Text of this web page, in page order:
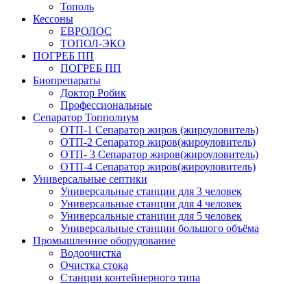
Тополь
Кессоны
ЕВРОЛОС
ТОПОЛ-ЭКО
ПОГРЕБ ПП
ПОГРЕБ ПП
Биопрепараты
Доктор Робик
Профессиональные
Сепаратор Топполиум
ОТП-1 Сепаратор жиров (жироуловитель)
ОТП-2 Сепаратор жиров(жироуловитель)
ОТП- 3 Сепаратор жиров(жироуловитель)
ОТП-4 Сепаратор жиров(жироуловитель)
Универсальные септики
Универсальные станции для 3 человек
Универсальные станции для 4 человек
Универсальные станции для 5 человек
Универсальные станции большого объёма
Промышленное оборудование
Водоочистка
Очистка стока
Станции контейнерного типа